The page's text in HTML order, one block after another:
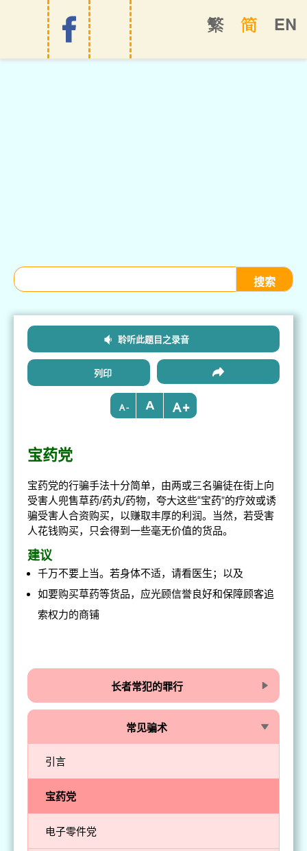
EN
简
繁
聆听此题目之录音
列印
- +
宝药党
宝药党的行骗手法十分简单，由两或三名骗徒在街上向
受害人兜售草药/药丸/药物，夸大这些“宝药”的疗效或诱
骗受害人合资购买，以赚取丰厚的利润。当然，若受害
人花钱购买，只会得到一些毫无价值的货品。
建议
千万不要上当。若身体不适，请看医生；以及
如要购买草药等货品，应光顾信誉良好和保障顾客追
索权力的商铺
长者常犯的罪行
常见骗术
电子零件党
宝药党
引言